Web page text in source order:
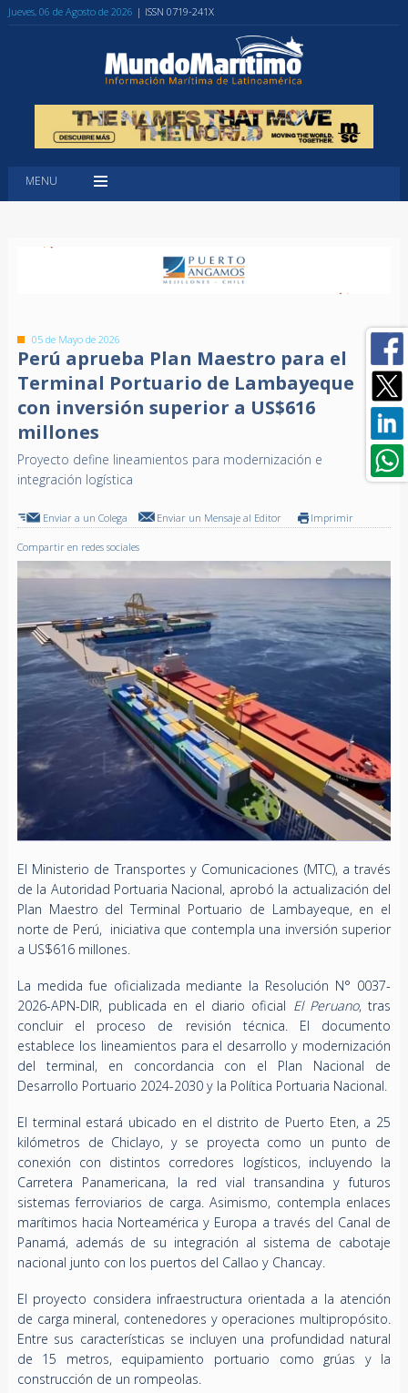
Jueves, 06 de Agosto de 2026 | ISSN 0719-241X
MENU
05 de Mayo de 2026
Perú aprueba Plan Maestro para el
Terminal Portuario de Lambayeque
con inversión superior a US$616
millones
Proyecto define lineamientos para modernización e
integración logística
Enviar a un Colega Enviar un Mensaje al Editor Imprimir
Compartir en redes sociales
El Ministerio de Transportes y Comunicaciones (MTC), a través
de la Autoridad Portuaria Nacional, aprobó la actualización del
Plan Maestro del Terminal Portuario de Lambayeque, en el
norte de Perú, iniciativa que contempla una inversión superior
a US$616 millones.
La medida fue oficializada mediante la Resolución N° 0037-
2026-APN-DIR, publicada en el diario oficial El Peruano, tras
concluir el proceso de revisión técnica. El documento
establece los lineamientos para el desarrollo y modernización
del terminal, en concordancia con el Plan Nacional de
Desarrollo Portuario 2024-2030 y la Política Portuaria Nacional.
El terminal estará ubicado en el distrito de Puerto Eten, a 25
kilómetros de Chiclayo, y se proyecta como un punto de
conexión con distintos corredores logísticos, incluyendo la
Carretera Panamericana, la red vial transandina y futuros
sistemas ferroviarios de carga. Asimismo, contempla enlaces
marítimos hacia Norteamérica y Europa a través del Canal de
Panamá, además de su integración al sistema de cabotaje
nacional junto con los puertos del Callao y Chancay.
El proyecto considera infraestructura orientada a la atención
de carga mineral, contenedores y operaciones multipropósito.
Entre sus características se incluyen una profundidad natural
de 15 metros, equipamiento portuario como grúas y la
construcción de un rompeolas.